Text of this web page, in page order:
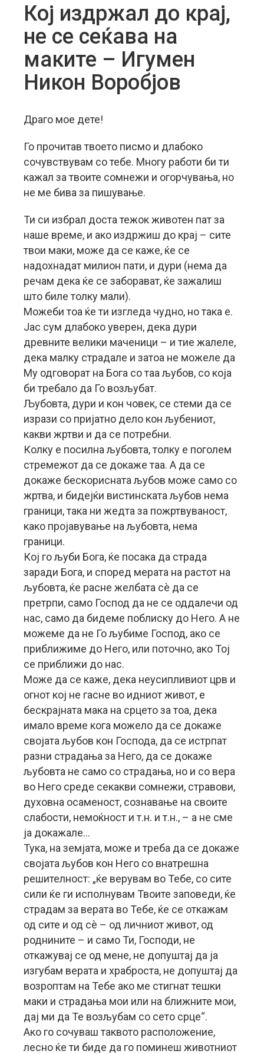
Кој издржал до крај,
не се сеќава на
маките – Игумен
Никон Воробјов
Драго мое дете!
Го прочитав твоето писмо и длабоко
сочувствувам со тебе. Многу работи би ти
кажал за твоите сомнежи и огорчувања, но
не ме бива за пишување.
Ти си избрал доста тежок животен пат за
наше време, и ако издржиш до крај – сите
твои маки, може да се каже, ќе се
надохнадат милион пати, и дури (нема да
речам дека ќе се заборават, ќе зажалиш
што биле толку мали).
Можеби тоа ќе ти изгледа чудно, но така е.
Јас сум длабоко уверен, дека дури
древните велики маченици – и тие жалеле,
дека малку страдале и затоа не можеле да
Му одговорат на Бога со таа љубов, со која
би требало да Го возљубат.
Љубовта, дури и кон човек, се стеми да се
изрази со пријатно дело кон љубениот,
какви жртви и да се потребни.
Колку е посилна љубовта, толку е поголем
стремежот да се докаже таа. А да се
докаже бескорисната љубов може само со
жртва, и бидејќи вистинската љубов нема
граници, така ни жедта за пожртвуваност,
како пројавување на љубовта, нема
граници.
Кој го љуби Бога, ќе посака да страда
заради Бога, и според мерата на растот на
љубовта, ќе расне желбата сè да се
претрпи, само Господ да не се оддалечи од
нас, само да бидеме поблиску до Него. А не
можеме да не Го љубиме Господ, ако се
приближиме до Него, или поточно, ако Тој
се приближи до нас.
Може да се каже, дека неусипливиот црв и
огнот кој не гасне во идниот живот, е
бескрајната мака на срцето за тоа, дека
имало време кога можело да се докаже
својата љубов кон Господа, да се истрпат
разни страдања за Него, да се докаже
љубовта не само со страдања, но и со вера
во Него среде секакви сомнежи, стравови,
духовна осаменост, сознавање на своите
слабости, немоќност и т.н. и т.н., – а не сме
ја докажале…
Тука, на земјата, може и треба да се докаже
својата љубов кон Него со внатрешна
решителност: „ќе верувам во Тебе, со сите
сили ќе ги исполнувам Твоите заповеди, ќе
страдам за верата во Тебе, ќе се откажам
од сите и од сè – од личниот живот, од
роднините – и само Ти, Господи, не
откажувај се од мене, не допуштај да ја
изгубам верата и храброста, не допуштај да
возроптам на Тебе ако ме стигнат тешки
маки и страдања мои или на ближните мои,
дај ми да Те возљубам со сето срце“.
Ако го сочуваш таквото расположение,
лесно ќе ти биде да го поминеш животниот